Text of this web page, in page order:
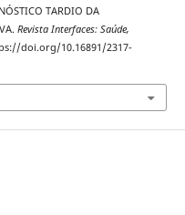
TARDIO DA
Revista Interfaces: Saúde,
doi.org/10.16891/2317-